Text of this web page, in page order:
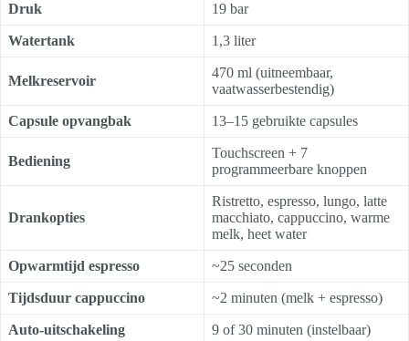
Druk 19 bar
Watertank 1,3 liter
Melkreservoir
470 ml (uitneembaar,
vaatwasserbestendig)
Capsule opvangbak 13–15 gebruikte capsules
Bediening
Touchscreen + 7
programmeerbare knoppen
Drankopties
Ristretto, espresso, lungo, latte
macchiato, cappuccino, warme
melk, heet water
Opwarmtijd espresso ~25 seconden
Tijdsduur cappuccino ~2 minuten (melk + espresso)
Auto-uitschakeling 9 of 30 minuten (instelbaar)